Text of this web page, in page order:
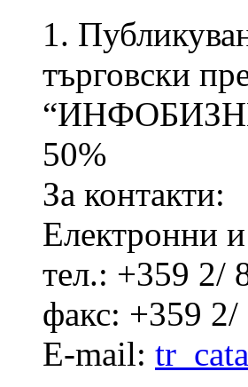
1.
търговски
50%
За контакти:
Електронни
тел.: +359 2/
факс: +359 2/
E-mail: